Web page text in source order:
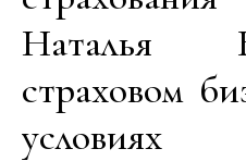
Наталья
страховом
условиях